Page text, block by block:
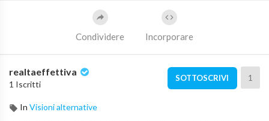
Condividere Incorporare
realtaeffettiva
1 Iscritti
SOTTOSCRIVI 1
In Visioni alternative